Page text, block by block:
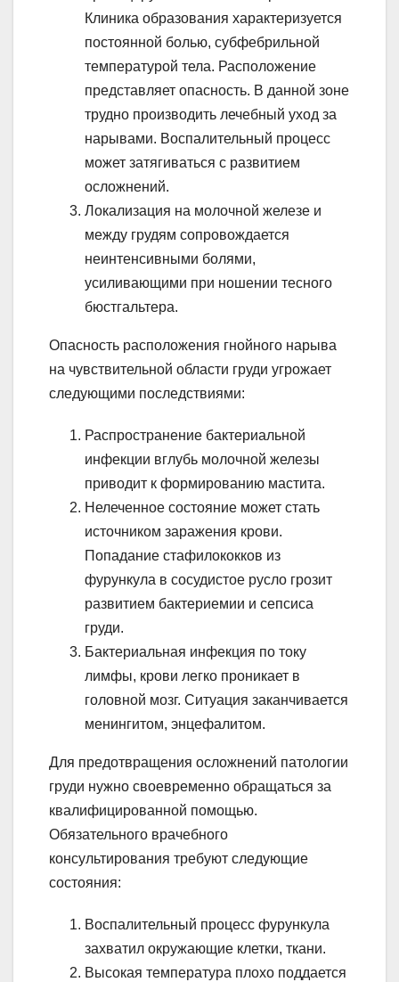
Клиника образования характеризуется
постоянной болью, субфебрильной
температурой тела. Расположение
представляет опасность. В данной зоне
трудно производить лечебный уход за
нарывами. Воспалительный процесс
может затягиваться с развитием
осложнений.
Локализация на молочной железе и
между грудям сопровождается
неинтенсивными болями,
усиливающими при ношении тесного
бюстгальтера.
Опасность расположения гнойного нарыва
на чувствительной области груди угрожает
следующими последствиями:
Распространение бактериальной
инфекции вглубь молочной железы
приводит к формированию мастита.
Нелеченное состояние может стать
источником заражения крови.
Попадание стафилококков из
фурункула в сосудистое русло грозит
развитием бактериемии и сепсиса
груди.
Бактериальная инфекция по току
лимфы, крови легко проникает в
головной мозг. Ситуация заканчивается
менингитом, энцефалитом.
Для предотвращения осложнений патологии
груди нужно своевременно обращаться за
квалифицированной помощью.
Обязательного врачебного
консультирования требуют следующие
состояния:
Воспалительный процесс фурункула
захватил окружающие клетки, ткани.
Высокая температура плохо поддается